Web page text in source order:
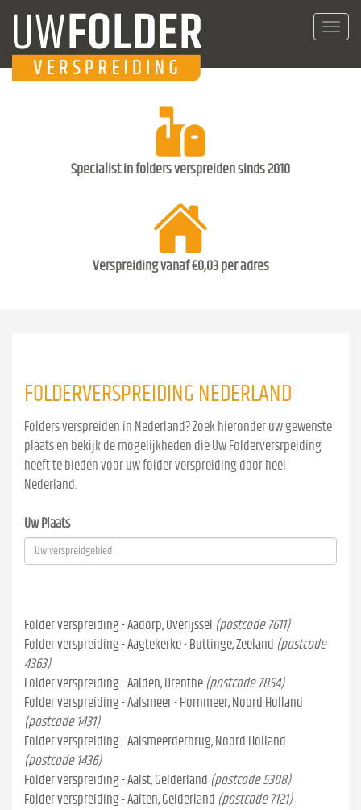
Specialist in folders verspreiden sinds 2010
Verspreiding vanaf €0,03 per adres
FOLDERVERSPREIDING NEDERLAND
Folders verspreiden in Nederland? Zoek hieronder uw gewenste
plaats en bekijk de mogelijkheden die Uw Folderversrpeiding
heeft te bieden voor uw folder verspreiding door heel
Nederland.
Uw Plaats
Folder verspreiding - Aadorp, Overijssel (postcode 7611)
Folder verspreiding - Aagtekerke - Buttinge, Zeeland (postcode
4363)
Folder verspreiding - Aalden, Drenthe (postcode 7854)
Folder verspreiding - Aalsmeer - Hornmeer, Noord Holland
(postcode 1431)
Folder verspreiding - Aalsmeerderbrug, Noord Holland
(postcode 1436)
Folder verspreiding - Aalst, Gelderland (postcode 5308)
Folder verspreiding - Aalten, Gelderland (postcode 7121)